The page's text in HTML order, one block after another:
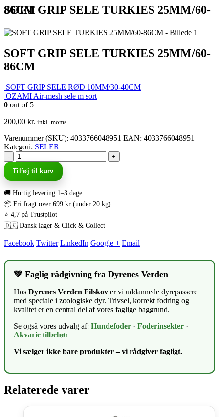
SOFT GRIP SELE TURKIES 25MM/60-86CM
SOFT GRIP SELE TURKIES 25MM/60-
86CM
SOFT GRIP SELE RØD 10MM/30-40CM
OZAMI Air-mesh sele m sort
0 out of 5
200,00 kr. inkl. moms
Varenummer (SKU): 4033766048951 EAN: 4033766048951
Kategori: SELER
-
+
Tilføj til kurv
🚚 Hurtig levering 1–3 dage
📦 Fri fragt over 699 kr (under 20 kg)
⭐ 4,7 på Trustpilot
🇩🇰 Dansk lager & Click & Collect
Facebook Twitter LinkedIn Google + Email
💚 Faglig rådgivning fra Dyrenes Verden
Hos Dyrenes Verden Filskov er vi uddannede dyrepassere
med speciale i zoologiske dyr. Trivsel, korrekt fodring og
kvalitet er en central del af vores faglige baggrund.
Se også vores udvalg af: Hundefoder · Foderinsekter ·
Akvarie tilbehør
Vi sælger ikke bare produkter – vi rådgiver fagligt.
Relaterede varer